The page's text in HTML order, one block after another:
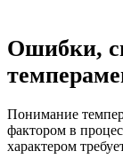
Ошибки,
Понимание
фактором в
характером